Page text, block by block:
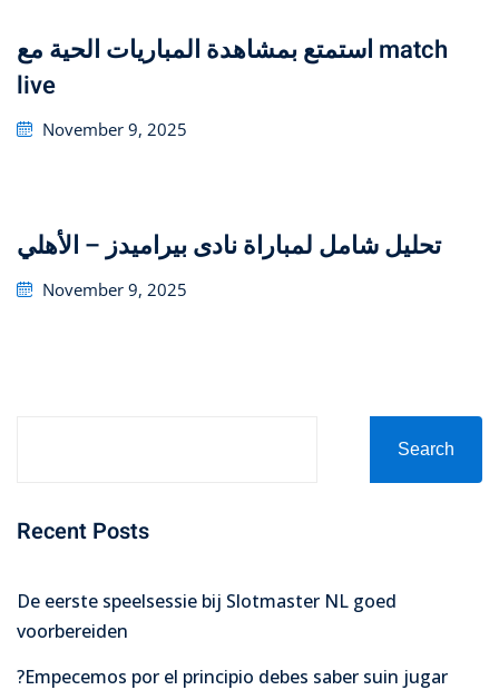
استمتع بمشاهدة المباريات الحية مع match
live
Posted
November 9, 2025
تحليل شامل لمباراة نادى بيراميدز – الأهلي
Posted
November 9, 2025
Search
Recent Posts
De eerste speelsessie bij Slotmaster NL goed
voorbereiden
?Empecemos por el principio debes saber suin jugar